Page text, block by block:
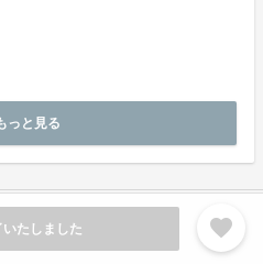
たしました favorite
ご連絡いただいた後、
ご連絡致します。
っと見る